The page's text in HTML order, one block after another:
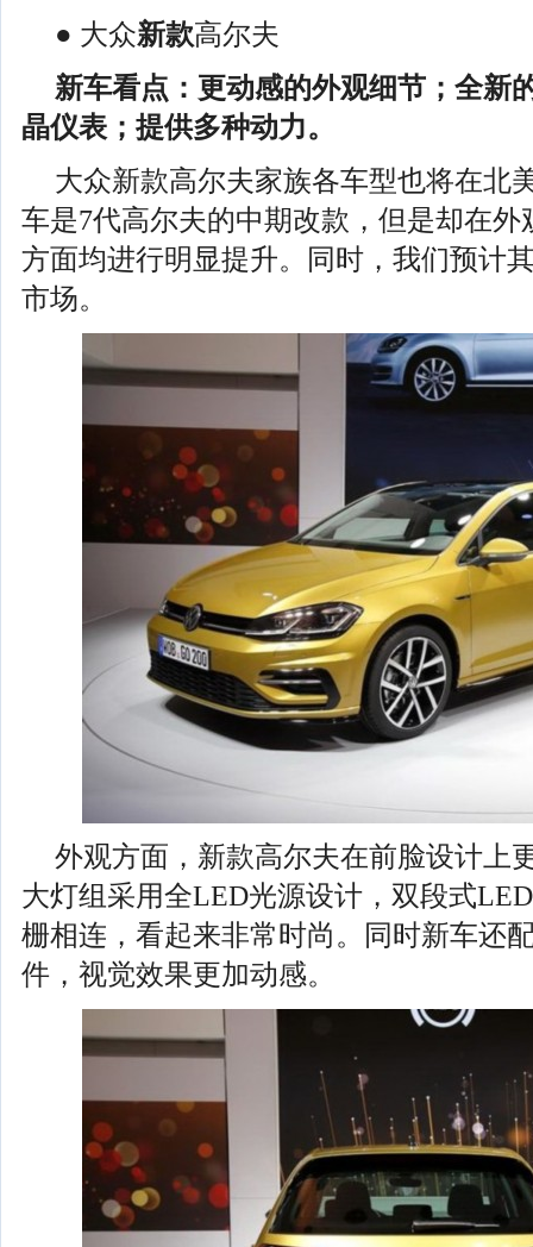
● 大众新款高尔夫
新车看点：更动感的外观细节；全新
晶仪表；提供多种动力。
大众新款高尔夫家族各车型也将在北
车是7代高尔夫的中期改款，但是却在
方面均进行明显提升。同时，我们预计
市场。
外观方面，新款高尔夫在前脸设计上
大灯组采用全LED光源设计，双段式
栅相连，看起来非常时尚。同时新车还
件，视觉效果更加动感。